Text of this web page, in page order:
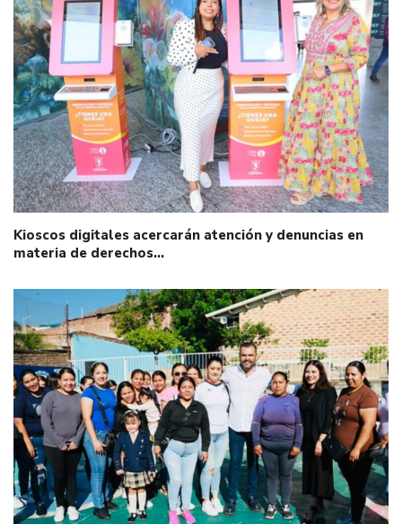
Kioscos digitales acercarán atención y denuncias en
materia de derechos…